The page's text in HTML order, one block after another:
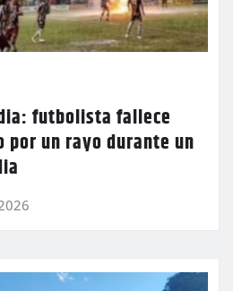
futbolista fallece
por un rayo durante un